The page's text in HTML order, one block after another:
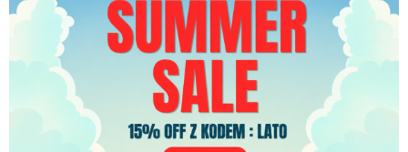
Koszulka w wersji meczowej, przeznaczona na
rozgrywki ligowe, na plecach obrońca, Daniel
Fanger.
Gratka dla fanów i kolekcjonerów.